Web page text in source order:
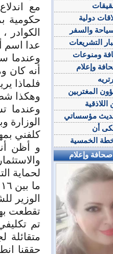
حكومية
عدا
وعندما
أنه كان
فلماذا
وهكذا
وعندما
كلفني
و أظن
لحماية
الوزير
تقطعت
تم
حققنا
صحافة وإعلام